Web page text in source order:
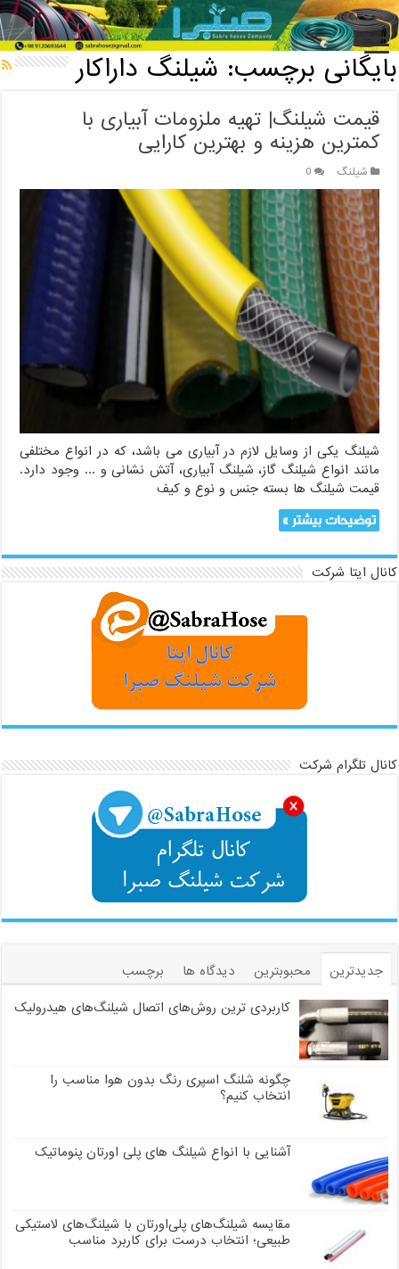
خانه / بایگانی برچسب: شیلنگ داراکار
بایگانی برچسب: شیلنگ داراکار
قیمت شیلنگ| تهیه ملزومات آبیاری با
کمترین هزینه و بهترین کارایی
شیلنگ 0
شیلنگ یکی از وسایل لازم در آبیاری می باشد، که در انواع مختلفی
مانند انواع شیلنگ گاز، شیلنگ آبیاری، آتش نشانی و ... وجود دارد.
قیمت شیلنگ ها بسته جنس و نوع و کیف
توضیحات بیشتر »
کانال ایتا شرکت
کانال تلگرام شرکت
جدیدترین محبوبترین دیدگاه ها
برچسب
کاربردی ترین روش‌های اتصال شیلنگ‌های هیدرولیک
چگونه شلنگ اسپری رنگ بدون هوا مناسب را
انتخاب کنیم؟
آشنایی با انواع شیلنگ های پلی اورتان پنوماتیک
مقایسه شیلنگ‌های پلی‌اورتان با شیلنگ‌های لاستیکی
طبیعی؛ انتخاب درست برای کاربرد مناسب